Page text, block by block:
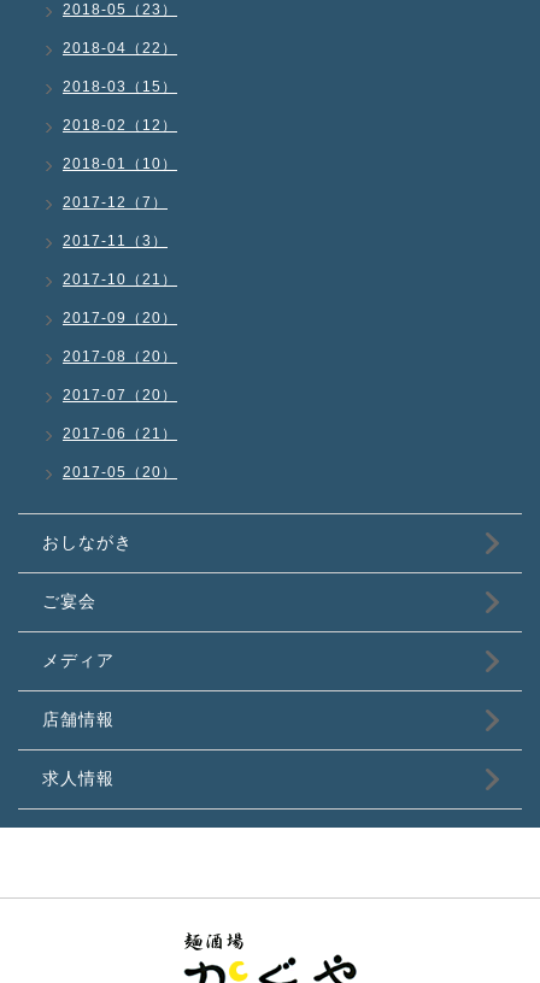
2018-05（23）
2018-04（22）
2018-03（15）
2018-02（12）
2018-01（10）
2017-12（7）
2017-11（3）
2017-10（21）
2017-09（20）
2017-08（20）
2017-07（20）
2017-06（21）
2017-05（20）
おしながき
ご宴会
メディア
店舗情報
求人情報